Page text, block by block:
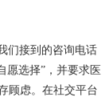
接到的咨询电话
愿选择”，并要求医
顾虑。在社交平台